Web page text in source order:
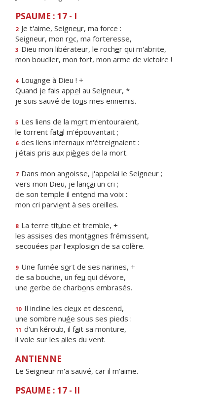
PSAUME : 17 - I
2 Je t'aime, Seigneur, ma force :
Seigneur, mon roc, ma forteresse,
3 Dieu mon libérateur, le rocher qui m'abrite,
mon bouclier, mon fort, mon arme de victoire !
4 Louange à Dieu ! +
Quand je fais appel au Seigneur, *
je suis sauvé de tous mes ennemis.
5 Les liens de la mort m'entouraient,
le torrent fatal m'épouvantait ;
6 des liens infernaux m'étreignaient :
j'étais pris aux pièges de la mort.
7 Dans mon angoisse, j'appelai le Seigneur ;
vers mon Dieu, je lançai un cri ;
de son temple il entend ma voix :
mon cri parvient à ses oreilles.
8 La terre titube et tremble, +
les assises des montagnes frémissent,
secouées par l'explosion de sa colère.
9 Une fumée sort de ses narines, +
de sa bouche, un feu qui dévore,
une gerbe de charbons embrasés.
10 Il incline les cieux et descend,
une sombre nuée sous ses pieds :
11 d'un kéroub, il fait sa monture,
il vole sur les ailes du vent.
ANTIENNE
Le Seigneur m'a sauvé, car il m'aime.
PSAUME : 17 - II